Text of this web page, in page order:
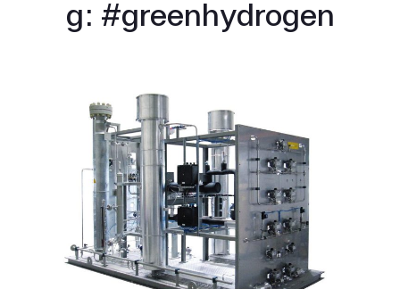
g: #greenhydrogen